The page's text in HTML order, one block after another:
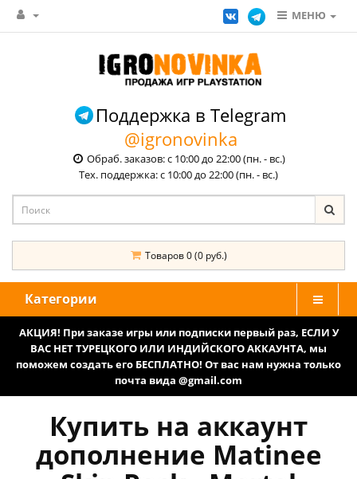
МЕНЮ
Поддержка в Telegram
@igronovinka
Обраб. заказов: с 10:00 до 22:00 (пн. - вс.)
Тех. поддержка: с 10:00 до 22:00 (пн. - вс.)
Товаров 0 (0 руб.)
Категории
АКЦИЯ! При заказе игры или подписки первый раз, ЕСЛИ У
ВАС НЕТ ТУРЕЦКОГО ИЛИ ИНДИЙСКОГО АККАУНТА, мы
поможем создать его БЕСПЛАТНО! От вас нам нужна только
почта вида @gmail.com
Купить на аккаунт
дополнение Matinee